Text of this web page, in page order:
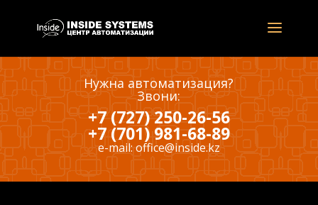
Нужна автоматизация?
Звони:
+7 (727) 250-26-56
+7 (701) 981-68-89
e-mail:office@inside.kz